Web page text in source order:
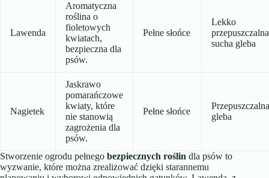
Lawenda
Aromatyczna
roślina o
fioletowych
kwiatach,
bezpieczna dla
psów.
Pełne słońce
Lekko
sucha gleba
Nagietek
Jaskrawo
pomarańczowe
kwiaty, które
nie stanowią
zagrożenia dla
psów.
Pełne słońce
Przepuszczalna
gleba
Stworzenie ogrodu pełnego bezpiecznych roślin dla psów to
wyzwanie, które można zrealizować dzięki starannemu